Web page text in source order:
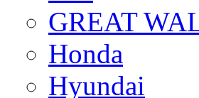
GREAT
Honda
Hyundai